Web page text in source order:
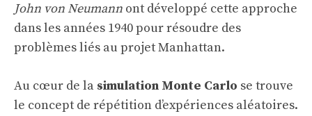
John von Neumann ont développé cette approche
dans les années 1940 pour résoudre des
problèmes liés au projet Manhattan.
Au cœur de la simulation Monte Carlo se trouve
le concept de répétition d’expériences aléatoires.